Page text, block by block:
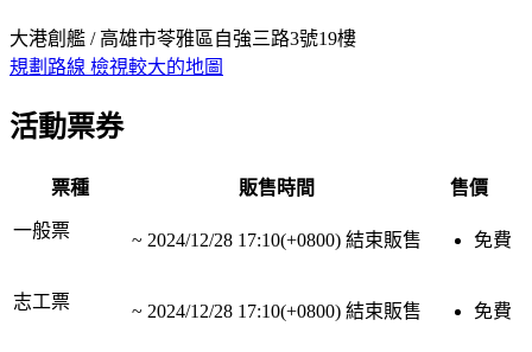
大港創艦 / 高雄市苓雅區自強三路3號19樓
規劃路線 檢視較大的地圖
活動票券
票種 販售時間 售價
一般票 ~ 2024/12/28 17:10(+0800) 結束販售 免費
志工票 ~ 2024/12/28 17:10(+0800) 結束販售 免費